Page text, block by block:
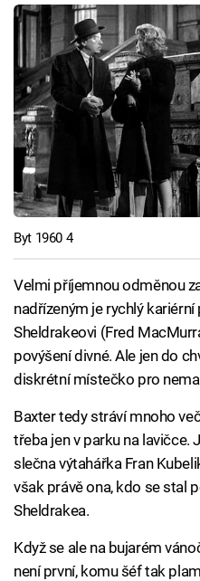
Byt 1960 4
Velmi příjemnou odměnou
nadřízeným je rychlý
Sheldrakeovi (Fred
povýšení divné. Ale jen do
diskrétní místečko pro
Baxter tedy stráví mnoho
třeba jen v parku na lavičce.
slečna výtahářka Fran
však právě ona, kdo se stal
Sheldrakea.
Když se ale na bujarém
není první, komu šéf tak